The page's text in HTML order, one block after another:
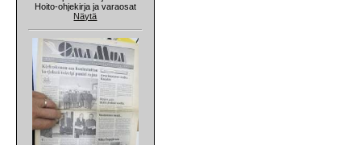
Hoito-ohjekirja ja varaosat
Näytä